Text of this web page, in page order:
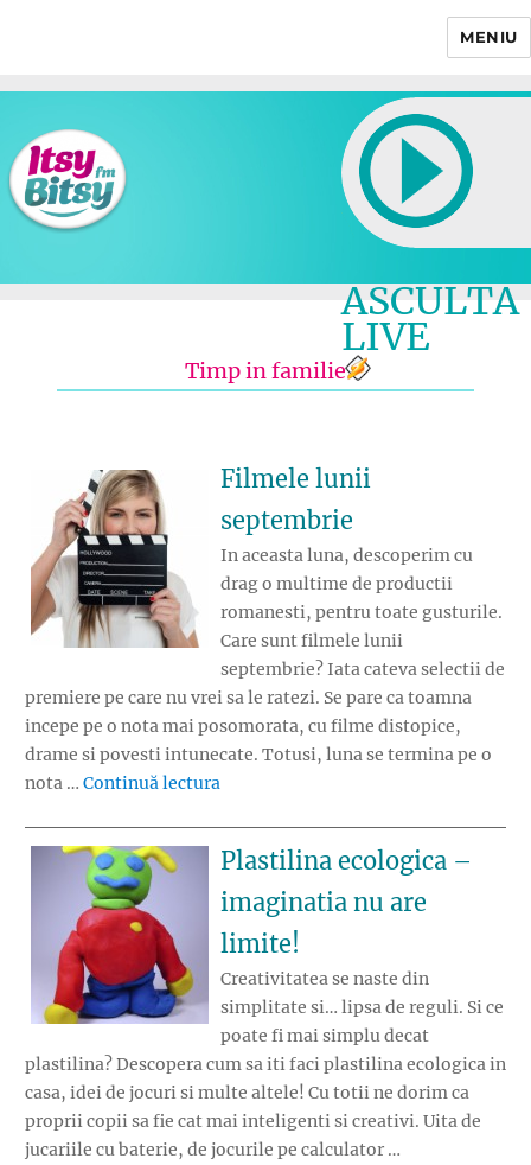
MENIU
ASCULTA
LIVE
Timp in familie
Filmele lunii
septembrie
In aceasta luna, descoperim cu
drag o multime de productii
romanesti, pentru toate gusturile.
Care sunt filmele lunii
septembrie? Iata cateva selectii de
premiere pe care nu vrei sa le ratezi. Se pare ca toamna
incepe pe o nota mai posomorata, cu filme distopice,
drame si povesti intunecate. Totusi, luna se termina pe o
nota … Continuă lectura
Plastilina ecologica –
imaginatia nu are
limite!
Creativitatea se naste din
simplitate si… lipsa de reguli. Si ce
poate fi mai simplu decat
plastilina? Descopera cum sa iti faci plastilina ecologica in
casa, idei de jocuri si multe altele! Cu totii ne dorim ca
proprii copii sa fie cat mai inteligenti si creativi. Uita de
jucariile cu baterie, de jocurile pe calculator …